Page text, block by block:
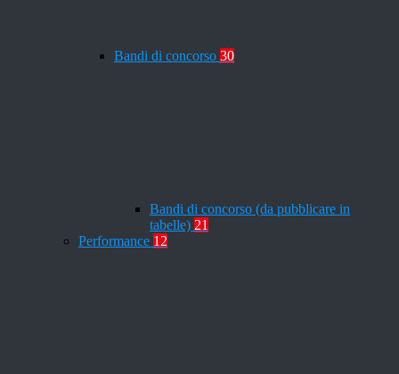
Bandi di concorso 30
Bandi di concorso (da pubblicare in
tabelle) 21
Performance 12